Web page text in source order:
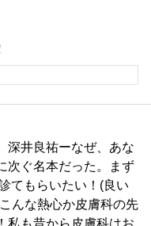
深井良祐ーなぜ、あな
次ぐ名本だった。まず
てもらいたい！(良い
んな熱心か皮膚科の先
私も昔から皮膚科はお